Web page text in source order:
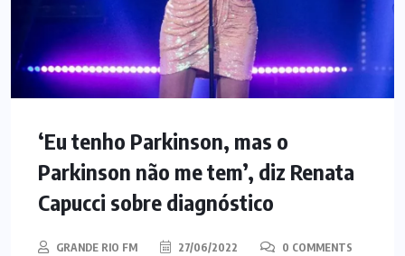
‘Eu tenho Parkinson, mas o
Parkinson não me tem’, diz Renata
Capucci sobre diagnóstico
GRANDE RIO FM 27/06/2022 0 COMMENTS